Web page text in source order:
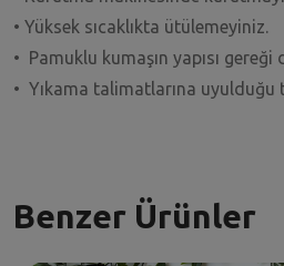
• Yüksek sıcaklıkta ütülemeyiniz.
• Pamuklu kumaşın yapısı
• Yıkama talimatlarına
Benzer Ürünler